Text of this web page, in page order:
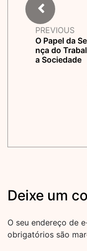
PREVIOUS
O Papel da
nça do
a Sociedade
Deixe um
O seu endereço de
obrigatórios são